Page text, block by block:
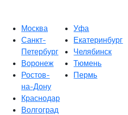
Москва
Санкт-
Петербург
Воронеж
Ростов-
на-Дону
Краснодар
Волгоград
Уфа
Екатеринбург
Челябинск
Тюмень
Пермь